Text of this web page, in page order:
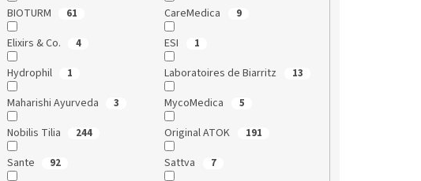
BIOTURM 61 CareMedica 9
Elixirs & Co. 4 ESI 1
Hydrophil 1 Laboratoires de Biarritz 13
Maharishi Ayurveda 3 MycoMedica 5
Nobilis Tilia 244 Original ATOK 191
Sante 92 Sattva 7